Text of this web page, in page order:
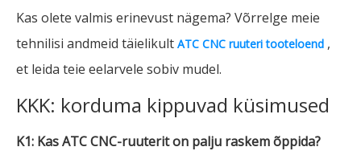
Kas olete valmis erinevust nägema? Võrrelge meie
tehnilisi andmeid täielikult ATC CNC ruuteri tooteloend ,
et leida teie eelarvele sobiv mudel.
KKK: korduma kippuvad küsimused
K1: Kas ATC CNC-ruuterit on palju raskem õppida?